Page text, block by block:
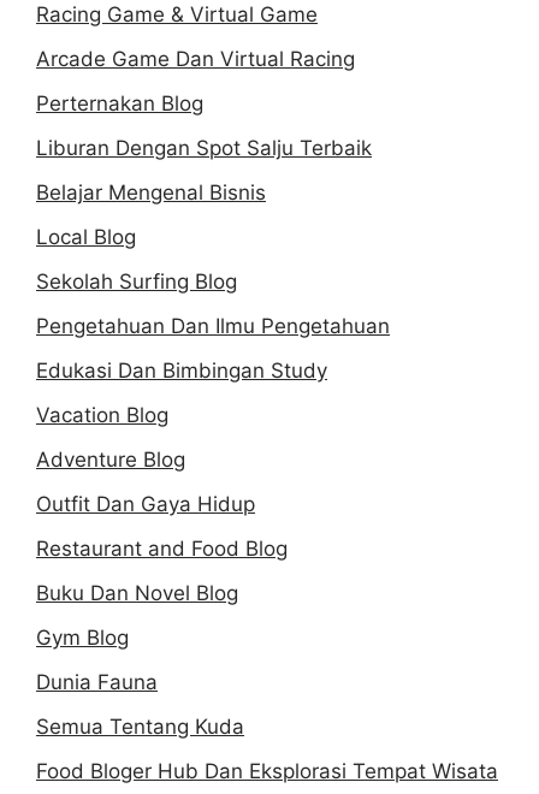
Racing Game & Virtual Game
Arcade Game Dan Virtual Racing
Perternakan Blog
Liburan Dengan Spot Salju Terbaik
Belajar Mengenal Bisnis
Local Blog
Sekolah Surfing Blog
Pengetahuan Dan Ilmu Pengetahuan
Edukasi Dan Bimbingan Study
Vacation Blog
Adventure Blog
Outfit Dan Gaya Hidup
Restaurant and Food Blog
Buku Dan Novel Blog
Gym Blog
Dunia Fauna
Semua Tentang Kuda
Food Bloger Hub Dan Eksplorasi Tempat Wisata